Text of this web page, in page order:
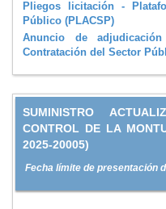
Pliegos licitación -
Público (PLACSP)
Anuncio de
Contratación del Sector
SUMINISTRO
CONTROL DE LA
2025-20005)
Fecha límite de presentación